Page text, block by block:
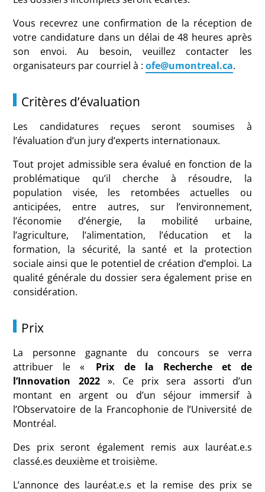
Vous recevrez une confirmation de la réception de
votre candidature dans un délai de 48 heures après
son envoi. Au besoin, veuillez contacter les
organisateurs par courriel à : ofe@umontreal.ca.
Critères d’évaluation
Les candidatures reçues seront soumises à
l’évaluation d’un jury d’experts internationaux.
Tout projet admissible sera évalué en fonction de la
problématique qu’il cherche à résoudre, la
population visée, les retombées actuelles ou
anticipées, entre autres, sur l’environnement,
l’économie d’énergie, la mobilité urbaine,
l’agriculture, l’alimentation, l’éducation et la
formation, la sécurité, la santé et la protection
sociale ainsi que le potentiel de création d’emploi. La
qualité générale du dossier sera également prise en
considération.
Prix
La personne gagnante du concours se verra
attribuer le «
Prix de la Recherche et de
l’Innovation 2022
». Ce prix sera assorti d’un
montant en argent ou d’un séjour immersif à
l’Observatoire de la Francophonie de l’Université de
Montréal.
Des prix seront également remis aux lauréat.e.s
classé.es deuxième et troisième.
L’annonce des lauréat.e.s et la remise des prix se